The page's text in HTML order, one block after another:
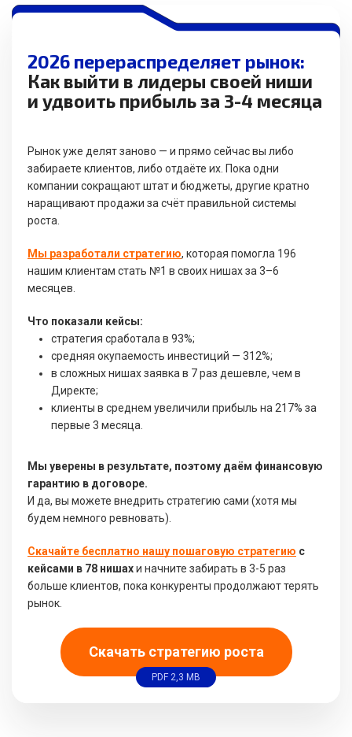
2026 перераспределяет рынок:
Как выйти в лидеры своей ниши
и удвоить прибыль за 3-4 месяца
Рынок уже делят заново — и прямо сейчас вы либо
забираете клиентов, либо отдаёте их. Пока одни
компании сокращают штат и бюджеты, другие кратно
наращивают продажи за счёт правильной системы
роста.
Мы разработали стратегию, которая помогла 196
нашим клиентам стать №1 в своих нишах за 3–6
месяцев.
Что показали кейсы:
стратегия сработала в 93%;
средняя окупаемость инвестиций — 312%;
в сложных нишах заявка в 7 раз дешевле, чем в
Директе;
клиенты в среднем увеличили прибыль на 217% за
первые 3 месяца.
Мы уверены в результате, поэтому даём финансовую
гарантию в договоре.
И да, вы можете внедрить стратегию сами (хотя мы
будем немного ревновать).
Скачайте бесплатно нашу пошаговую стратегию с
кейсами в 78 нишахи начните забирать в 3-5 раз
больше клиентов, пока конкуренты продолжают терять
рынок.
Скачать стратегию роста
PDF 2,3 MB